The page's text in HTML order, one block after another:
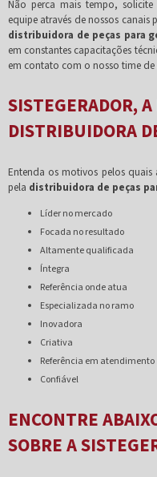
Não perca mais tempo,
equipe através de nossos
distribuidora de peças para
em constantes capacitações
em contato com o nosso time
SISTEGERADOR,
DISTRIBUIDORA
Entenda os motivos pelos quais
pela distribuidora de peças
líder no mercado
focada no resultado
altamente qualificada
íntegra
referência onde atua
especializada no ramo
inovadora
criativa
referência em atendimento
confiável
ENCONTRE
SOBRE A